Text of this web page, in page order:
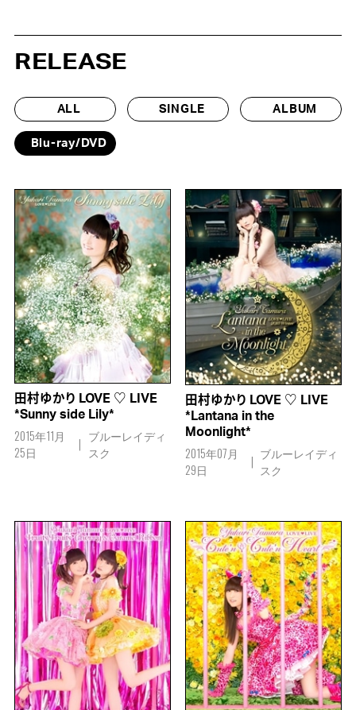
RELEASE
ALL SINGLE ALBUM
Blu-ray/DVD
田村ゆかり LOVE ♡ LIVE
*Sunny side Lily*
2015年11月
25日
ブルーレイディ
スク
田村ゆかり LOVE ♡ LIVE
*Lantana in the
Moonlight*
2015年07月
29日
ブルーレイディ
スク